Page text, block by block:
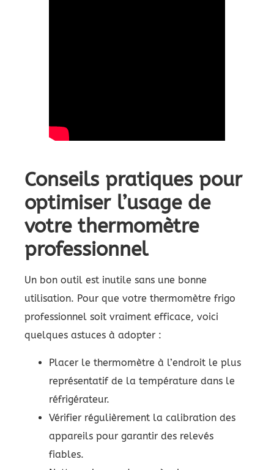
Conseils pratiques pour
optimiser l’usage de
votre thermomètre
professionnel
Un bon outil est inutile sans une bonne
utilisation. Pour que votre thermomètre frigo
professionnel soit vraiment efficace, voici
quelques astuces à adopter :
Placer le thermomètre à l’endroit le plus
représentatif de la température dans le
réfrigérateur.
Vérifier régulièrement la calibration des
appareils pour garantir des relevés
fiables.